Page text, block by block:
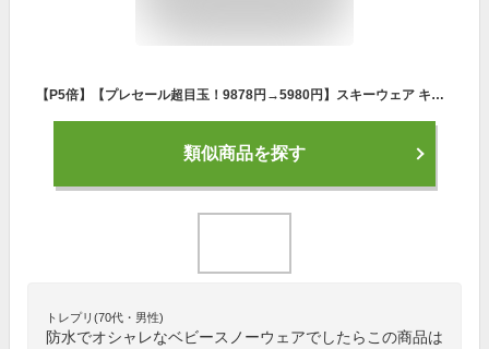
【P5倍】【プレセール超目玉！9878円→5980円】スキーウェア キッズ 超撥水yuk 上下 セパレート 超撥水YUK 男の子 女の子 100cm 110cm 120cm 130cm サイズ調整可 子供 スキーウエア スノーボードウェア 冬 雪遊び 撥水 防寒 ユック 小学生 幼稚園 保育園 処分 アウトレット
類似商品を探す
トレプリ(70代・男性)
防水でオシャレなベビースノーウェアでしたらこの商品は